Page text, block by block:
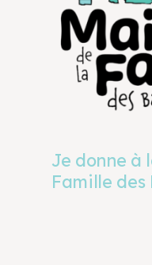
Je donne à
Famille des